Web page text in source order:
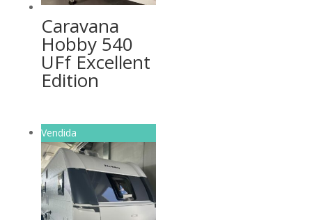
Caravana
Hobby 540
UFf Excellent
Edition
Vendida